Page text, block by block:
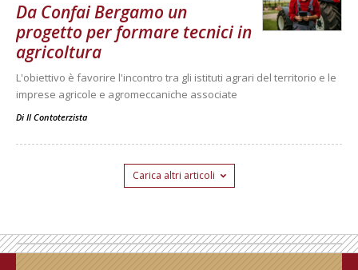
Da Confai Bergamo un
progetto per formare tecnici in
agricoltura
L'obiettivo è favorire l'incontro tra gli istituti agrari del territorio e le
imprese agricole e agromeccaniche associate
Di Il Contoterzista
Carica altri articoli